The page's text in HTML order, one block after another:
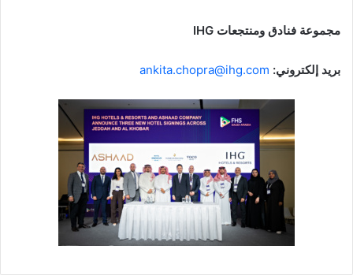
مجموعة فنادق ومنتجعات IHG
بريد إلكتروني: ankita.chopra@ihg.com